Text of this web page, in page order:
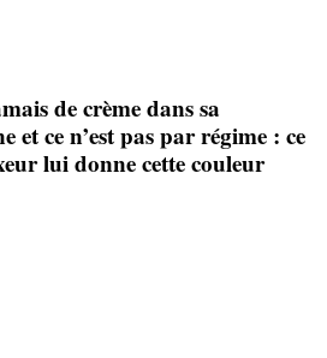
de crème dans sa
et ce n’est pas par régime : ce
lui donne cette couleur